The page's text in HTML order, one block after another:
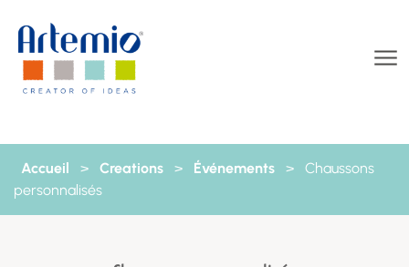
Accueil > Creations > Événements >
Chaussons
personnalisés